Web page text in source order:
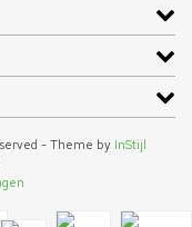
- Theme by InStijl